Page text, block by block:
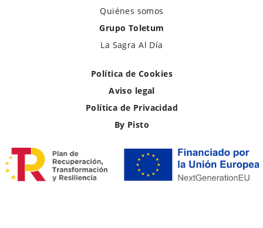
Quiénes somos
Grupo Toletum
La Sagra Al Día
Política de Cookies
Aviso legal
Política de Privacidad
By Pisto